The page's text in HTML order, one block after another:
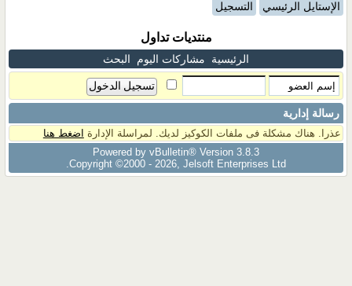
الإستايل الرئيسي التسجيل
منتديات تداول
الرئيسية مشاركات اليوم البحث
رسالة إدارية
عذرا. هناك مشكلة فى ملفات الكوكيز لديك. لمراسلة الإدارة اضغط هنا
Powered by vBulletin® Version 3.8.3
Copyright ©2000 - 2026, Jelsoft Enterprises Ltd.